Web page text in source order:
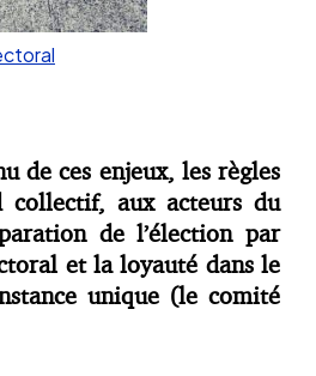
de ces enjeux, les règles
collectif, aux acteurs du
de l’élection par
et la loyauté dans le
unique (le comité